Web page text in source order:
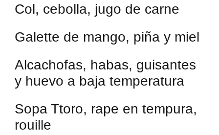
Col, cebolla, jugo de carne
Galette de mango, piña y miel
Alcachofas, habas, guisantes
y huevo a baja temperatura
Sopa Ttoro, rape en tempura,
rouille